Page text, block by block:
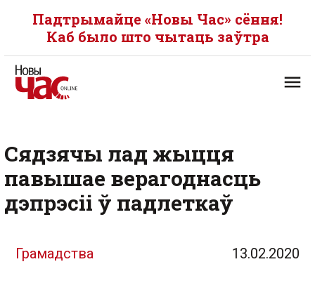
Падтрымайце «Новы Час» сёння!
Каб было што чытаць заўтра
Сядзячы лад жыцця
павышае верагоднасць
дэпрэсіі ў падлеткаў
Грамадства 13.02.2020